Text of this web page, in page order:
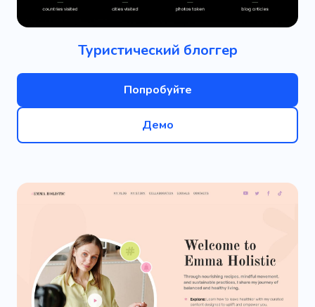
Туристический блоггер
Попробуйте
Демо